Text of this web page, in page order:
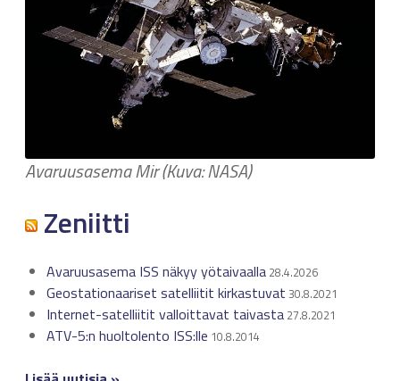
Avaruusasema Mir (Kuva: NASA)
Zeniitti
Avaruusasema ISS näkyy yötaivaalla 28.4.2026
Geostationaariset satelliitit kirkastuvat 30.8.2021
Internet-satelliitit valloittavat taivasta 27.8.2021
ATV-5:n huoltolento ISS:lle 10.8.2014